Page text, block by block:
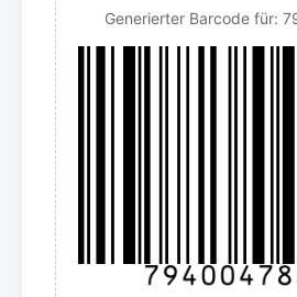
Generierter Barcode für: